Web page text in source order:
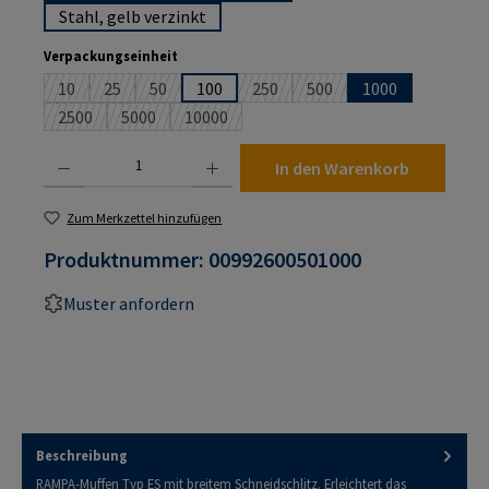
Stahl, gelb verzinkt
Verpackungseinheit
10(Diese Option ist zurzeit nicht verfügbar.)
25(Diese Option ist zurzeit nicht verfügbar.)
50(Diese Option ist zurzeit nicht verfügbar.)
100 250(Diese Option ist zurzeit nicht
500(Diese Option ist zurzeit
1000
2500(Diese Option ist zurzeit nicht verfügbar.)
5000(Diese Option ist zurzeit nicht verfügbar.)
10000(Diese Option ist zurzeit nicht verfügbar.)
In den Warenkorb
Zum Merkzettel hinzufügen
Produktnummer: 00992600501000
Muster anfordern
Beschreibung
RAMPA-Muffen Typ ES mit breitem Schneidschlitz. Erleichtert das